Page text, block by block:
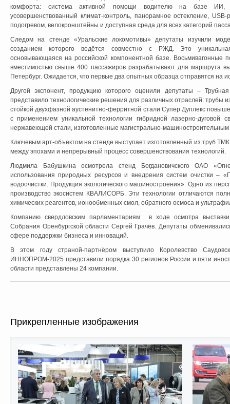
комфорта: система активной помощи водителю на базе ИИ,
усовершенствованный климат-контроль, панорамное остекление,
подогревом, велокронштейны и доступная среда для всех категорий
Следом на стенде «Уральские локомотивы» депутаты изучили
созданием которого ведётся совместно с РЖД. Это
основывающаяся на российской компонентной базе. Восьмивагонные
вместимостью свыше 400 пассажиров разрабатывают для маршрута
Петербург. Ожидается, что первые два опытных образца отправятся на
Другой экспонент, продукцию которого оценили депутаты –
представило технологические решения для различных отраслей: трубы
стойкой двухфазной аустенитно-ферритной стали Супер Дуплекс
с применением уникальной технологии гибридной лазерно-дуговой
нержавеющей стали, изготовленные магистрально-
Ключевым арт-объектом на стенде выступает изготовленный из труб
между эпохами и непрерывный процесс совершенствования технологий.
Людмила Бабушкина осмотрела стенд Богдановичского ОАО
использования природных ресурсов и внедрения систем очистки –
водоочистки. Продукция экологического машиностроения». Одно из
производство экосистем КВАЛИСОРБ. Эти технологии отличаются
химических реагентов, ионообменных смол, обратного осмоса и
Компанию свердловским парламентариям в ходе осмотра выставки
Собрания Оренбургской области Сергей Грачёв. Депутаты
сфере поддержки бизнеса и инноваций.
В этом году страной-партнёром выступило Королевство
ИННОПРОМ-2025 представили порядка 30 регионов России и пяти
области представлены 24 компании.
Прикрепленные изображения